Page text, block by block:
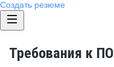
Создать резюме
Требования к ПО